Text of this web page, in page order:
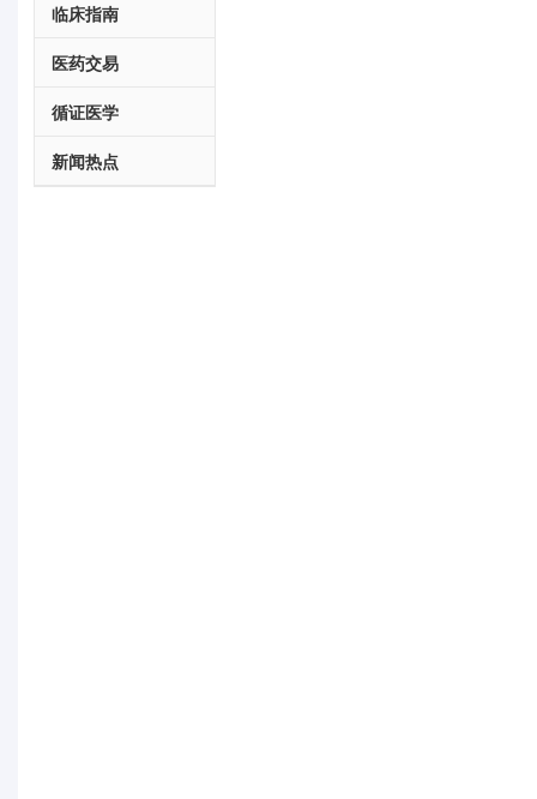
临床指南
医药交易
循证医学
新闻热点